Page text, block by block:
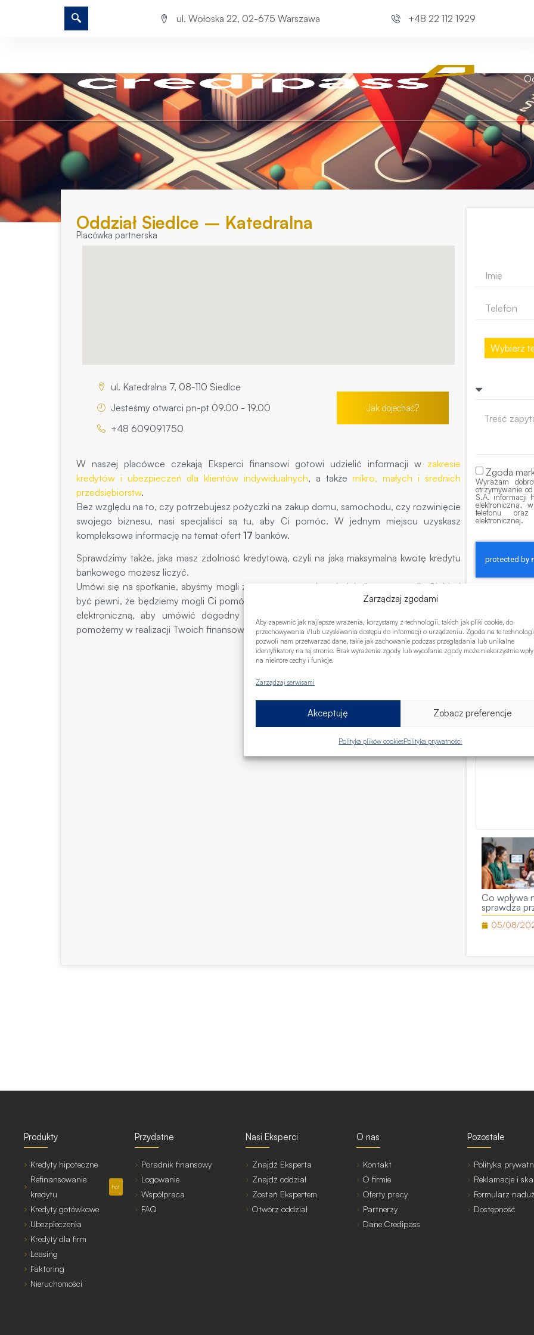
Zarządzaj zgodami
Aby zapewnić jak najlepsze wrażenia, korzystamy z technologii, takich jak pliki cookie, do
przechowywania i/lub uzyskiwania dostępu do informacji o urządzeniu. Zgoda na te
pozwoli nam przetwarzać dane, takie jak zachowanie podczas przeglądania lub unikalne
identyfikatory na tej stronie. Brak wyrażenia zgody lub wycofanie zgody może niekorzystnie
na niektóre cechy i funkcje.
Zarządzaj serwisami
Akceptuję Zobacz preferencje
Polityka plików cookiesPolityka prywatności
ul. Wołoska 22, 02-675 Warszawa +48 22 112 1929
Oddział Siedlce – Katedralna
Placówka partnerska
ul. Katedralna 7, 08-110 Siedlce
Jesteśmy otwarci pn-pt 09.00 - 19.00
+48 609091750
Jak dojechać?
W naszej placówce czekają Eksperci finansowi gotowi udzielić informacji w zakresie
kredytów i ubezpieczeń dla klientów indywidualnych, a takżemikro, małych i średnich
przedsiębiorstw.
Bez względu na to, czy potrzebujesz pożyczki na zakup domu, samochodu, czy rozwinięcie
swojego biznesu, nasi specjaliści są tu, aby Ci pomóc. W jednym miejscu uzyskasz
kompleksową informację na temat ofert 17 banków.
Sprawdzimy także, jaką masz zdolność kredytową, czyli na jaką maksymalną kwotę kredytu
bankowego możesz liczyć.
Umówi się na spotkanie, abyśmy mogli zarezerwować odpowiednią ilość czasu dla Ciebie i
być pewni, że będziemy mogli Ci pomóc w pełni. Zadzwoń lub skontaktuj się z nami drogą
elektroniczną, aby umówić dogodny termin spotkania. Czekamy na Ciebie i chętnie
pomożemy w realizacji Twoich finansowych celów.
Wybierz
Zgoda
Wyrażam
otrzymywanie
S.A. informacji
elektroniczną,
telefonu
elektronicznej.
Co wpływa
sprawdza
05/08/
Produkty
Kredyty hipoteczne
Refinansowanie
kredytu
hot
Kredyty gotówkowe
Ubezpieczenia
Kredyty dla firm
Leasing
Faktoring
Nieruchomości
Przydatne
Poradnik finansowy
Logowanie
Współpraca
FAQ
Nasi Eksperci
Znajdź Eksperta
Znajdź oddział
Zostań Ekspertem
Otwórz oddział
O nas
Kontakt
O firmie
Oferty pracy
Partnerzy
Dane Credipass
Pozostałe
Polityka
Reklamacje i
Formularz
Dostępność